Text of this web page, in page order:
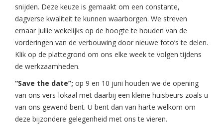
snijden. Deze keuze is gemaakt om een constante,
dagverse kwaliteit te kunnen waarborgen. We streven
ernaar jullie wekelijks op de hoogte te houden van de
vorderingen van de verbouwing door nieuwe foto’s te delen.
Klik op de plattegrond om ons elke week te volgen tijdens
de werkzaamheden.
“Save the date”; op 9 en 10 juni houden we de opening
van ons vers-lokaal met daarbij een kleine huisbeurs zoals u
van ons gewend bent. U bent dan van harte welkom om
deze bijzondere gelegenheid met ons te vieren.